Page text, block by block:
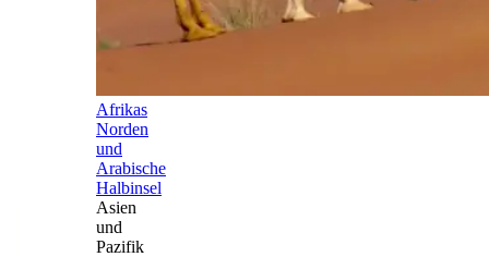
Afrikas
Norden
und
Arabische
Halbinsel
Asien
und
Pazifik